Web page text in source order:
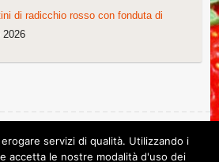
di radicchio rosso con fonduta di
2026
di Cristina . Tema diColorlibPowered by
servizi di qualità. Utilizzando i
accetta le nostre modalità d'uso dei